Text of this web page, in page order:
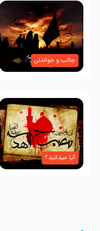
جالب و خواندنی
آیا میدانید؟